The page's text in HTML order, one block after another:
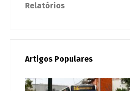
Relatórios
Artigos Populares